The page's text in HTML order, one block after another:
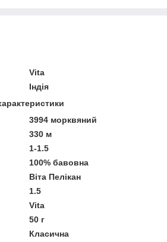
Vita
Індія
3994 морквяний
330 м
1-1.5
100% бавовна
Віта Пелікан
1.5
Vita
50 г
Класична